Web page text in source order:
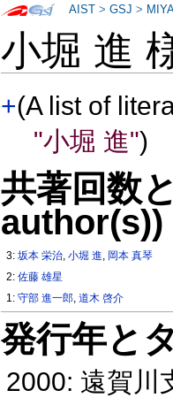
小堀 進
+(A list of
"小堀 進")
共著回数
author(s))
3:坂本 栄治,小堀 進, 岡本 真琴
2:佐藤 雄星
1:守部 進一郎,道木 啓介
発行年と
2000: 遠賀川
AIST >GSJ >